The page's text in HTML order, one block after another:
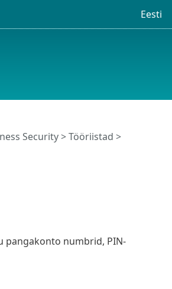
Eesti
Security>Tööriistad >
pangakonto numbrid, PIN-